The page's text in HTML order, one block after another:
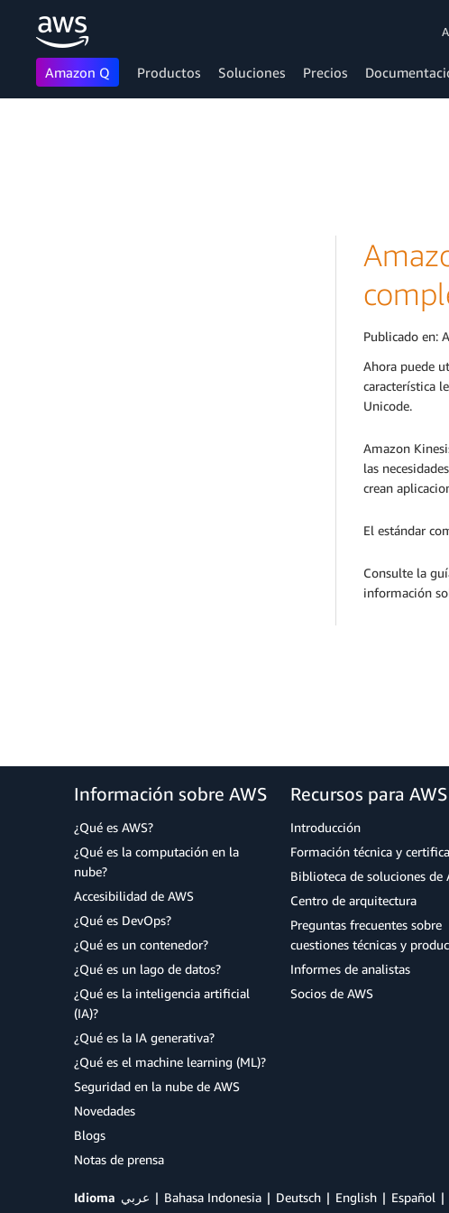
Amazon Q Productos Soluciones Precios
Publicado en:
Ahora puede
característica
Unicode.
Amazon
las
crean
El estándar
Consulte la
información
Información sobre AWS
¿Qué es AWS?
¿Qué es la computación en la
nube?
Accesibilidad de AWS
¿Qué es DevOps?
¿Qué es un contenedor?
¿Qué es un lago de datos?
¿Qué es la inteligencia artificial
(IA)?
¿Qué es la IA generativa?
¿Qué es el machine learning (ML)?
Seguridad en la nube de AWS
Novedades
Blogs
Notas de prensa
Recursos para AWS
Introducción
Formación técnica y
Biblioteca de soluciones de
Centro de arquitectura
Preguntas frecuentes sobre
cuestiones técnicas y
Informes de analistas
Socios de AWS
Idioma عربي Bahasa Indonesia Deutsch English Español